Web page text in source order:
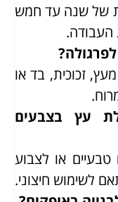
של שנה עד חמש
העבודה.
זכוכית, בד או
עץ בצבעים
טבעיים או לצבוע
לשימוש חיצוני.